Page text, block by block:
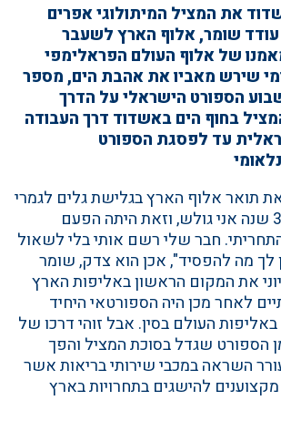
את המציל המיתולוגי אפרים
שומר, אלוף הארץ לשעבר
של אלוף העולם הפראלימפי
שירש מאביו את אהבת הים, מספר
הספורט הישראלי על הדרך
בחוף הים באשדוד דרך העבודה
עד לפסגת הספורט
תואר אלוף הארץ בגלישת גלים לגמרי
במקרה: "במשך 30 שנה אני גולש, וזאת היתה הפעם
חבר שלי רשם אותי בלי לשאול
לך מה להפסיד", אכן הוא צדק, שומר
את המקום הראשון באליפות הארץ
ושנתיים לאחר מכן היה הספורטאי היחיד
העולם בסין. אבל זוהי דרכו של
הספורט שגדל בסוכת המציל והפך
השראה במכבי שירותי בריאות אשר
להישגים בתחרויות בארץ